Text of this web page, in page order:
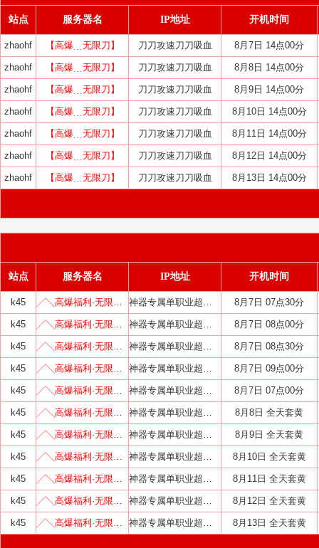
站点 服务器名 IP地址 开机时间
zhaohf 【高爆﹍无限刀】 刀刀攻速刀刀吸血 8月7日 14点00分
zhaohf 【高爆﹍无限刀】 刀刀攻速刀刀吸血 8月8日 14点00分
zhaohf 【高爆﹍无限刀】 刀刀攻速刀刀吸血 8月9日 14点00分
zhaohf 【高爆﹍无限刀】 刀刀攻速刀刀吸血 8月10日 14点00分
zhaohf 【高爆﹍无限刀】 刀刀攻速刀刀吸血 8月11日 14点00分
zhaohf 【高爆﹍无限刀】 刀刀攻速刀刀吸血 8月12日 14点00分
zhaohf 【高爆﹍无限刀】 刀刀攻速刀刀吸血 8月13日 14点00分
站点 服务器名 IP地址 开机时间
k45 ╱╲高爆福利·无限刀╱╲ 神器专属单职业超变迷失中变 8月7日 07点30分
k45 ╱╲高爆福利·无限刀╱╲ 神器专属单职业超变迷失中变 8月7日 08点00分
k45 ╱╲高爆福利·无限刀╱╲ 神器专属单职业超变迷失中变 8月7日 08点30分
k45 ╱╲高爆福利·无限刀╱╲ 神器专属单职业超变迷失中变 8月7日 09点00分
k45 ╱╲高爆福利·无限刀╱╲ 神器专属单职业超变迷失中变 8月7日 07点00分
k45 ╱╲高爆福利·无限刀╱╲ 神器专属单职业超变迷失中变 8月8日 全天套黄
k45 ╱╲高爆福利·无限刀╱╲ 神器专属单职业超变迷失中变 8月9日 全天套黄
k45 ╱╲高爆福利·无限刀╱╲ 神器专属单职业超变迷失中变 8月10日 全天套黄
k45 ╱╲高爆福利·无限刀╱╲ 神器专属单职业超变迷失中变 8月11日 全天套黄
k45 ╱╲高爆福利·无限刀╱╲ 神器专属单职业超变迷失中变 8月12日 全天套黄
k45 ╱╲高爆福利·无限刀╱╲ 神器专属单职业超变迷失中变 8月13日 全天套黄